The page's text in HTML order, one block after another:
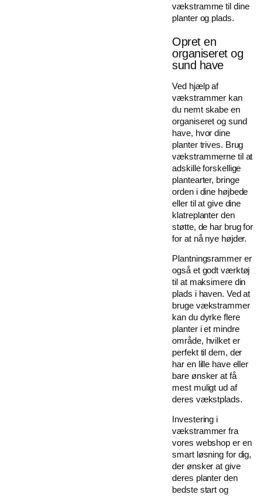
vækstramme til dine
planter og plads.
Opret en
organiseret og
sund have
Ved hjælp af
vækstrammer kan
du nemt skabe en
organiseret og sund
have, hvor dine
planter trives. Brug
vækstrammerne til at
adskille forskellige
plantearter, bringe
orden i dine højbede
eller til at give dine
klatreplanter den
støtte, de har brug for
for at nå nye højder.
Plantningsrammer er
også et godt værktøj
til at maksimere din
plads i haven. Ved at
bruge vækstrammer
kan du dyrke flere
planter i et mindre
område, hvilket er
perfekt til dem, der
har en lille have eller
bare ønsker at få
mest muligt ud af
deres vækstplads.
Investering i
vækstrammer fra
vores webshop er en
smart løsning for dig,
der ønsker at give
deres planter den
bedste start og